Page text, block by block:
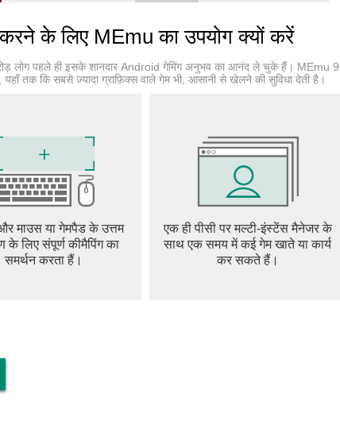
all over the world have been seamlessly integrated into
and embark on a brand new journey!
customization system. Players can define their characters’
events. In Dragon Raja, unique characters can be
with endless customization. Casual, retro, street, and
chosen from when styling characters, with additional styles
humans known as Hybrids, has come back to life. The
to prepare for the coming battle, which is sure to
के लिए MEmu का उपयोग क्यों करें
लोग पहले ही इसके शानदार Android गेमिंग अनुभव का आनंद ले चुके हैं। MEmu 9
तक कि सबसे ज़्यादा ग्राफ़िक्स वाले गेम भी, आसानी से खेलने की सुविधा देती है।
और माउस या गेमपैड के उत्तम
के लिए संपूर्ण कीमैपिंग का
समर्थन करता हैं।
एक ही पीसी पर मल्टी-इंस्टेंस मैनेजर के
साथ एक समय में कई गेम खाते या कार्य
कर सकते हैं।